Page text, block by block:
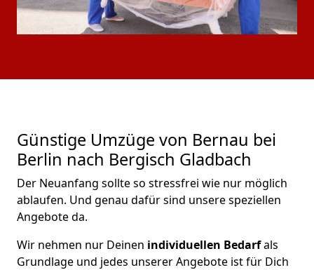
Günstige Umzüge von Bernau bei
Berlin nach Bergisch Gladbach
Der Neuanfang sollte so stressfrei wie nur möglich
ablaufen. Und genau dafür sind unsere speziellen
Angebote da.
Wir nehmen nur Deinen individuellen Bedarfals
Grundlage und jedes unserer Angebote ist für Dich